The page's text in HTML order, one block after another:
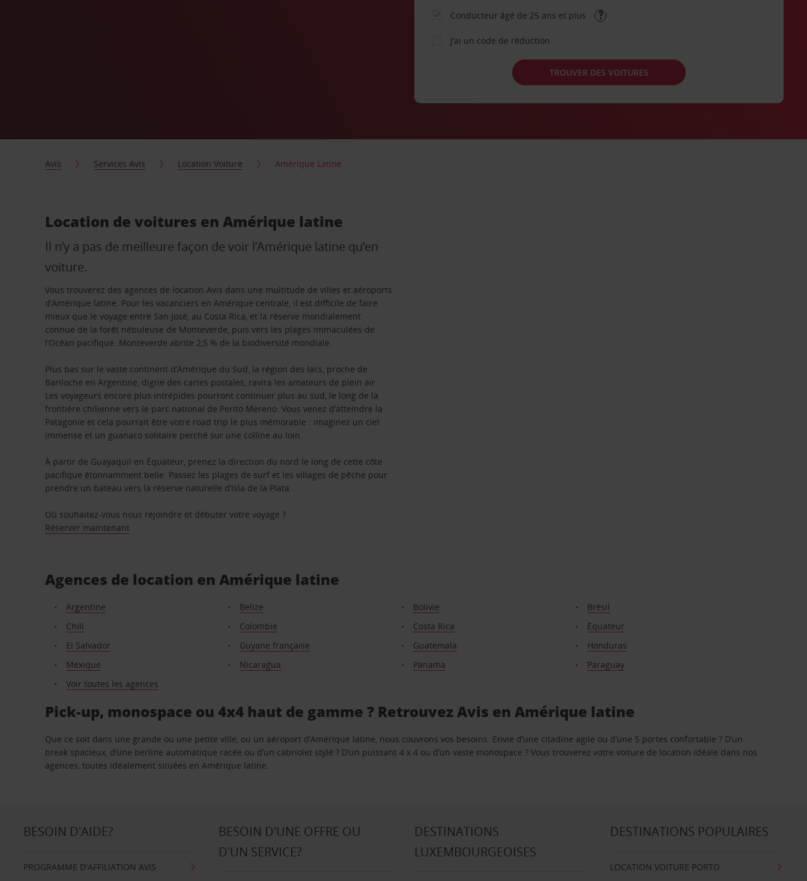
Conducteur âgé de 25 ans et plus
J’ai un code de réduction
TROUVER DES VOITURES
Avis Services Avis Location Voiture Amérique Latine
Location de voitures en Amérique latine
Il n’y a pas de meilleure façon de voir l’Amérique latine qu’en
voiture.
Vous trouverez des agences de location Avis dans une multitude de villes et aéroports
d’Amérique latine. Pour les vacanciers en Amérique centrale, il est difficile de faire
mieux que le voyage entre San José, au Costa Rica, et la réserve mondialement
connue de la forêt nébuleuse de Monteverde, puis vers les plages immaculées de
l’Océan pacifique. Monteverde abrite 2,5 % de la biodiversité mondiale.
Plus bas sur le vaste continent d’Amérique du Sud, la région des lacs, proche de
Bariloche en Argentine, digne des cartes postales, ravira les amateurs de plein air.
Les voyageurs encore plus intrépides pourront continuer plus au sud, le long de la
frontière chilienne vers le parc national de Perito Mereno. Vous venez d’atteindre la
Patagonie et cela pourrait être votre road trip le plus mémorable : imaginez un ciel
immense et un guanaco solitaire perché sur une colline au loin.
À partir de Guayaquil en Équateur, prenez la direction du nord le long de cette côte
pacifique étonnamment belle. Passez les plages de surf et les villages de pêche pour
prendre un bateau vers la réserve naturelle d’Isla de la Plata.
Où souhaitez-vous nous rejoindre et débuter votre voyage ?
Réserver maintenant
Agences de location en Amérique latine
Argentine Belize Bolivie
Brésil
Chili
Colombie Costa Rica
Équateur
El Salvador
Guyane française Guatemala
Honduras
Mexique
Nicaragua Panama
Paraguay
Voir toutes les agences
Pick-up, monospace ou 4x4 haut de gamme ? Retrouvez Avis en Amérique latine
Que ce soit dans une grande ou une petite ville, ou un aéroport d’Amérique latine, nous couvrons vos besoins. Envie d’une citadine agile ou d’une 5 portes confortable ? D’un
break spacieux, d’une berline automatique racée ou d’un cabriolet stylé ? D’un puissant 4 x 4 ou d’un vaste monospace ? Vous trouverez votre voiture de location idéale dans nos
agences, toutes idéalement situées en Amérique latine.
BESOIN D'AIDE?
PROGRAMME D'AFFILIATION AVIS
BESOIN D'UNE OFFRE OU
D'UN SERVICE?
DESTINATIONS
LUXEMBOURGEOISES
DESTINATIONS POPULAIRES
LOCATION VOITURE PORTO